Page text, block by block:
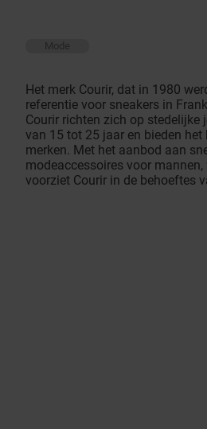
Mode
Het merk Courir, dat in 1980
referentie voor sneakers in
Courir richten zich op stedelijke
van 15 tot 25 jaar en bieden het
merken. Met het aanbod aan
modeaccessoires voor mannen,
voorziet Courir in de behoeftes